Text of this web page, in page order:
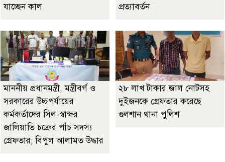
যাচ্ছেন কাল
প্রত্যাবর্তন
মাননীয় প্রধানমন্ত্রী, মন্ত্রীবর্গ ও
সরকারের উচ্চপর্যায়ের
কর্মকর্তাদের সিল-স্বাক্ষর
জালিয়াতি চক্রের পাঁচ সদস্য
গ্রেফতার; বিপুল আলামত উদ্ধার
২৮ লাখ টাকার জাল নোটসহ
দুইজনকে গ্রেফতার করেছে
গুলশান থানা পুলিশ